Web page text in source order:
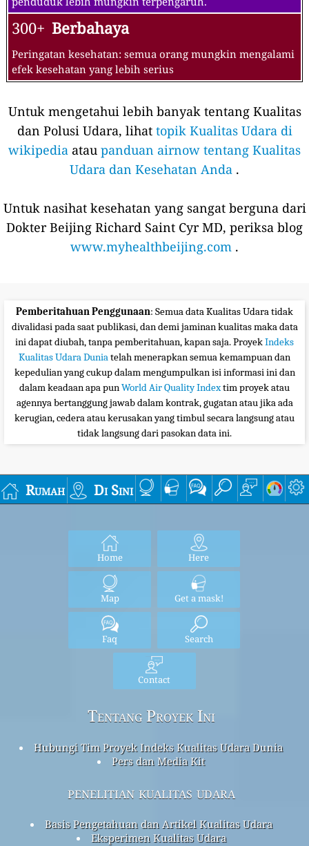
300+ Berbahaya
Peringatan kesehatan: semua orang mungkin mengalami
efek kesehatan yang lebih serius
Untuk mengetahui lebih banyak tentang Kualitas
dan Polusi Udara, lihat topik Kualitas Udara di
wikipedia atau panduan airnow tentang Kualitas
Udara dan Kesehatan Anda .
Untuk nasihat kesehatan yang sangat berguna dari
Dokter Beijing Richard Saint Cyr MD, periksa blog
www.myhealthbeijing.com .
Pemberitahuan Penggunaan: Semua data Kualitas Udara tidak
divalidasi pada saat publikasi, dan demi jaminan kualitas maka data
ini dapat diubah, tanpa pemberitahuan, kapan saja. ProyekIndeks
Kualitas Udara Duniatelah menerapkan semua kemampuan dan
kepedulian yang cukup dalam mengumpulkan isi informasi ini dan
dalam keadaan apa punWorld Air Quality Indextim proyek atau
agennya bertanggung jawab dalam kontrak, gugatan atau jika ada
kerugian, cedera atau kerusakan yang timbul secara langsung atau
tidak langsung dari pasokan data ini.
Rumah Di Sini
Home Here
Map Get a mask!
Faq Search
Contact
Tentang Proyek Ini
Hubungi Tim Proyek Indeks Kualitas Udara Dunia
Pers dan Media Kit
penelitian kualitas udara
Basis Pengetahuan dan Artikel Kualitas Udara
Eksperimen Kualitas Udara